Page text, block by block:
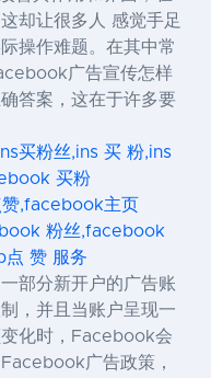
却让很多人 感觉手足
操作难题。在其中常
广告宣传怎样
答案，这在于许多要
买粉丝,ins 买 粉,ins
买粉
,facebook主页
粉丝,facebook
赞 服务
部分新开户的广告账
，并且当账户呈现一
化时，Facebook会
广告政策，